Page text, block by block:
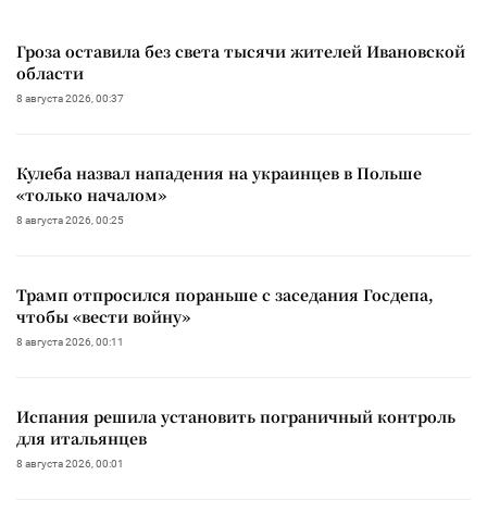
Гроза оставила без света тысячи жителей Ивановской
области
8 августа 2026, 00:37
Кулеба назвал нападения на украинцев в Польше
«только началом»
8 августа 2026, 00:25
Трамп отпросился пораньше с заседания Госдепа,
чтобы «вести войну»
8 августа 2026, 00:11
Испания решила установить пограничный контроль
для итальянцев
8 августа 2026, 00:01